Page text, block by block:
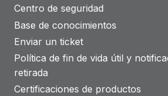
Centro de seguridad
Base de conocimientos
Enviar un ticket
Política de fin de vida útil y
retirada
Certificaciones de productos